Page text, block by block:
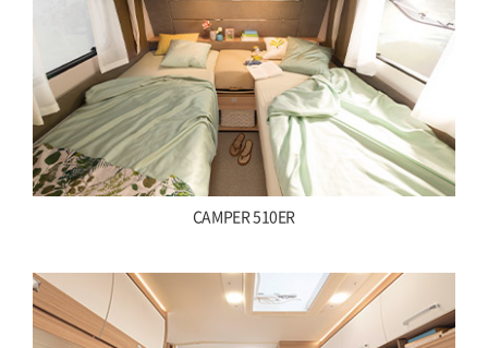
CAMPER 510ER